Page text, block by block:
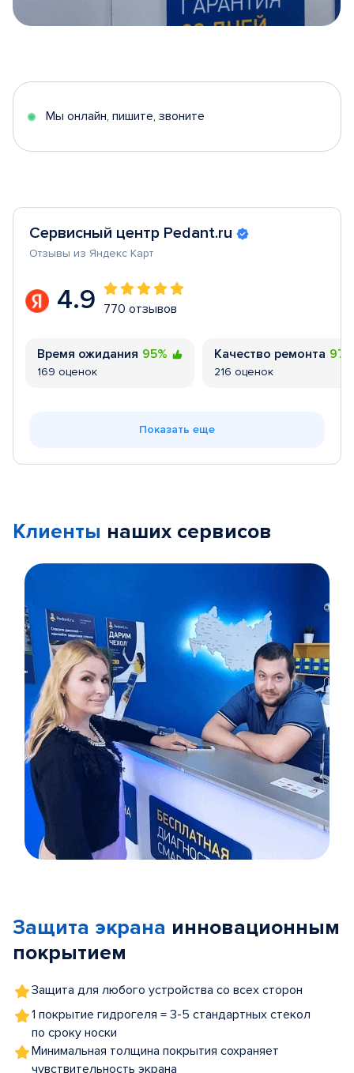
5
Мы онлайн, пишите, звоните
Сервисный центр Pedant.ru
Отзывы из Яндекс Карт
4.9 770 отзывов
Время ожидания 95%
169 оценок
Качество ремонта
216 оценок
Показать еще
Клиенты наших сервисов
5
Защита экрана инновационным
покрытием
Защита для любого устройства со всех сторон
1 покрытие гидрогеля = 3-5 стандартных стекол
по сроку носки
Минимальная толщина покрытия сохраняет
чувствительность экрана